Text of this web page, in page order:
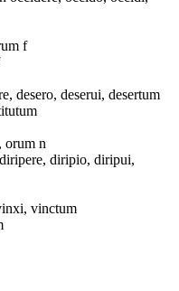
f
desero, deserui, desertum
orum n
diripio, diripui,
vinctum